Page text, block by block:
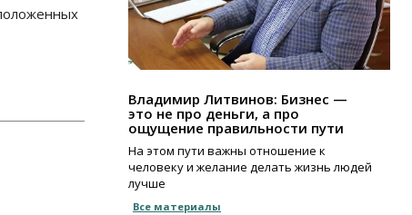
Владимир Литвинов: Бизнес —
это не про деньги, а про
ощущение правильности пути
На этом пути важны отношение к
человеку и желание делать жизнь людей
лучше
Все материалы